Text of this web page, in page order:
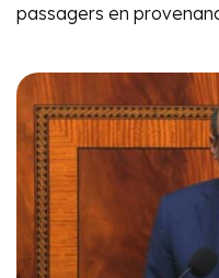
passagers en